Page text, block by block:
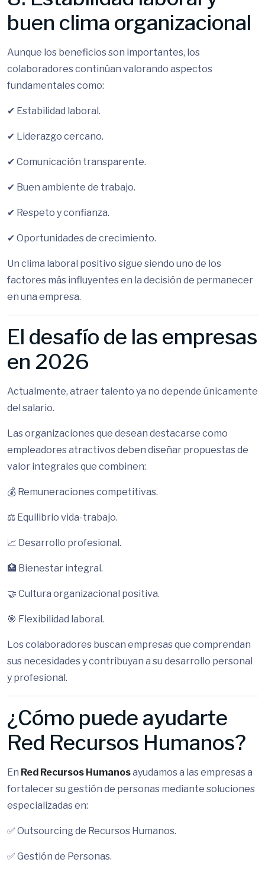
buen clima organizacional
Aunque los beneficios son importantes, los
colaboradores continúan valorando aspectos
fundamentales como:
✔ Estabilidad laboral.
✔ Liderazgo cercano.
✔ Comunicación transparente.
✔ Buen ambiente de trabajo.
✔ Respeto y confianza.
✔ Oportunidades de crecimiento.
Un clima laboral positivo sigue siendo uno de los
factores más influyentes en la decisión de permanecer
en una empresa.
El desafío de las empresas
en 2026
Actualmente, atraer talento ya no depende únicamente
del salario.
Las organizaciones que desean destacarse como
empleadores atractivos deben diseñar propuestas de
valor integrales que combinen:
💰 Remuneraciones competitivas.
⚖ Equilibrio vida-trabajo.
📈 Desarrollo profesional.
🏥 Bienestar integral.
🤝 Cultura organizacional positiva.
🎯 Flexibilidad laboral.
Los colaboradores buscan empresas que comprendan
sus necesidades y contribuyan a su desarrollo personal
y profesional.
¿Cómo puede ayudarte
Red Recursos Humanos?
En Red Recursos Humanosayudamos a las empresas a
fortalecer su gestión de personas mediante soluciones
especializadas en:
✅ Outsourcing de Recursos Humanos.
✅ Gestión de Personas.